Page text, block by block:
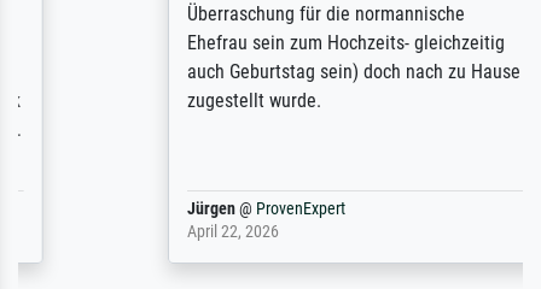
Überraschung für die normannische
Ehefrau sein zum Hochzeits- gleichzeitig
auch Geburtstag sein) doch nach zu Hause
zugestellt wurde.
ProvenExpert
April 22, 2026